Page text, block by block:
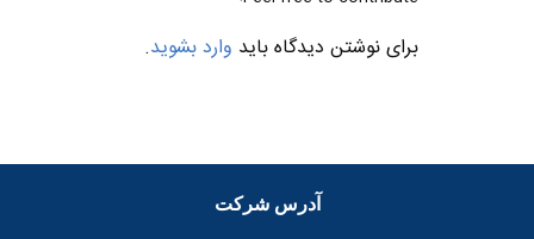
برای نوشتن دیدگاه باید وارد بشوید.
آدرس شرکت